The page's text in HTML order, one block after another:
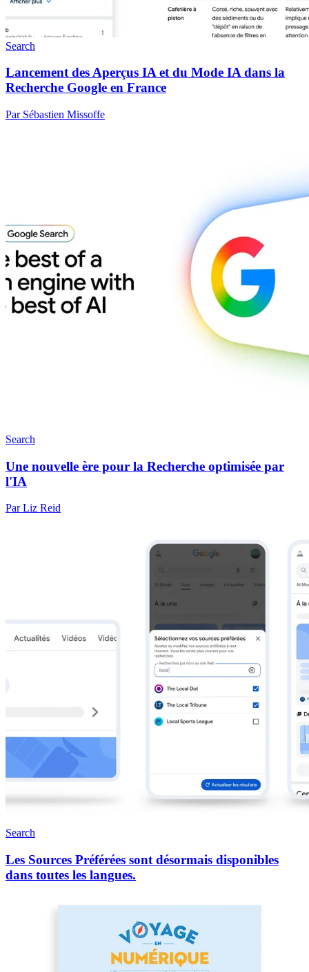
Search
Lancement des Aperçus IA et du Mode IA dans la
Recherche Google en France
Par Sébastien Missoffe
Search
Une nouvelle ère pour la Recherche optimisée par
l'IA
Par Liz Reid
Search
Les Sources Préférées sont désormais disponibles
dans toutes les langues.